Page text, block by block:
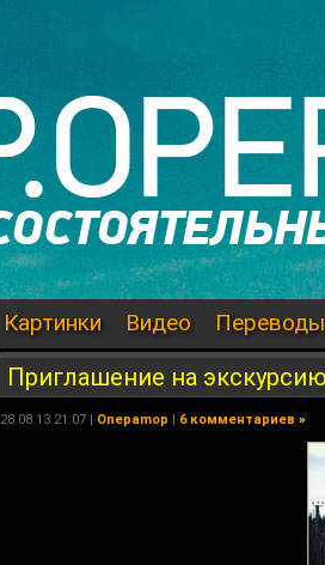
Картинки Видео Переводы
Приглашение на экскурсию
28.08.13 21:07 | Onepamop | 6 комментариев »